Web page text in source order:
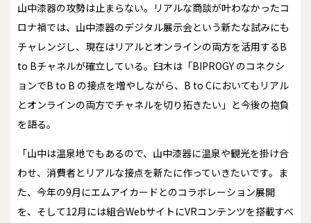
山中漆器の攻勢は止まらない。リアルな商談が叶わなかったコ
ロナ禍では、山中漆器のデジタル展示会という新たな試みにも
チャレンジし、現在はリアルとオンラインの両方を活用するB
to Bチャネルが確立している。臼木は「BIPROGY のコネクシ
ョンでB to B の接点を増やしながら、B to Cにおいてもリアル
とオンラインの両方でチャネルを切り拓きたい」と今後の抱負
を語る。
「山中は温泉地でもあるので、山中漆器に温泉や観光を掛け合
わせ、消費者とリアルな接点を新たに作っていきたいです。ま
た、今年の9月にエムアイカードとのコラボレーション展開
を、そして12月には組合WebサイトにVRコンテンツを搭載すべ